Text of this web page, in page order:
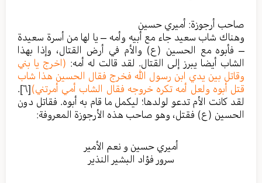
صاحب أرجوزة: أميري حسين
وهناك شاب سعيد جاء مع أبيه وأمه – يا لها من أسرة سعيدة
– فأبوه مع الحسين (ع) والأم في أرض القتال، وإذا بهذا
الشاب أيضا يبرز إلى القتال. لقد قالت له أمه: (اخرج يا بني
وقاتل بين يدي ابن رسول الله فخرج فقال الحسين هذا شاب
قتل أبوه ولعل أمه تكره خروجه فقال الشاب أمي أمرتني)[٦]
.
لقد كانت الأم تدعو لولدها؛ ليكمل ما قام به أبوه. فقاتل دون
الحسين (ع) فقتل، وهو صاحب هذه الأرجوزة المعروفة:
أميري حسين و نعم الأمير
سرور فؤاد البشير النذير